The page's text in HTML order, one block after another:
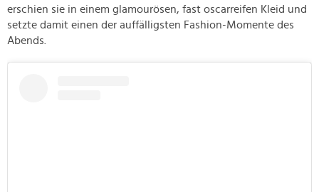
erschien sie in einem glamourösen, fast oscarreifen Kleid und
setzte damit einen der auffälligsten Fashion-Momente des
Abends.